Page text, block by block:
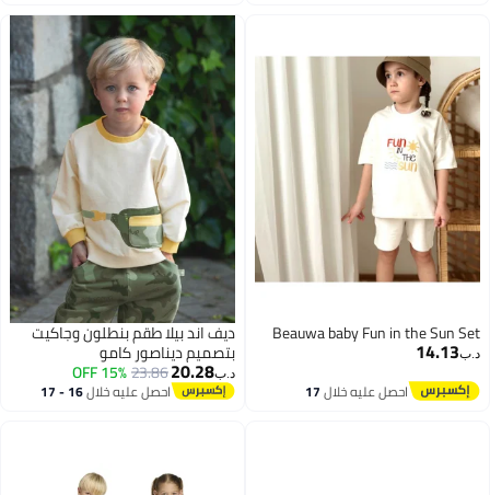
Beauwa baby Fun in the Sun Set
د.ب‏14.13
احصل عليه خلال17
ديف اند بيلا طقم بنطلون وجاكيت
بتصميم ديناصور كامو
د.ب‏20.28
23.86
15% OFF
احصل عليه خلال 16 - 17